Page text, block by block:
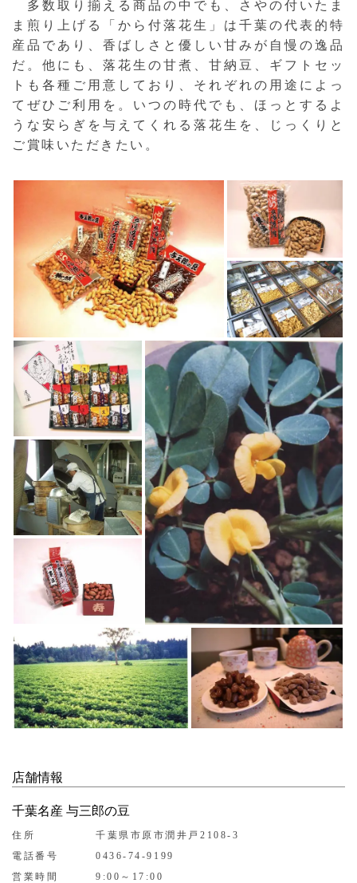
多数取り揃える商品の中でも、さやの付いたま
ま煎り上げる「から付落花生」は千葉の代表的特
産品であり、香ばしさと優しい甘みが自慢の逸品
だ。他にも、落花生の甘煮、甘納豆、ギフトセッ
トも各種ご用意しており、それぞれの用途によっ
てぜひご利用を。いつの時代でも、ほっとするよ
うな安らぎを与えてくれる落花生を、じっくりと
ご賞味いただきたい。
店舗情報
千葉名産 与三郎の豆
住所
千葉県市原市潤井戸2108-3
電話番号
0436-74-9199
営業時間
9:00～17:00